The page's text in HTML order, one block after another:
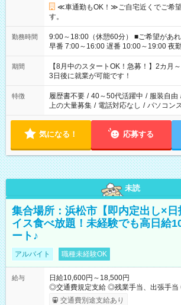
≪車通勤もOK！≫ご自宅近くでご希
す。
勤務時間
9:00～18:00（休憩60分） ■ご希望があれば下記シフトもOK！
早番 7:00～16:00 遅番 10:00～19:00 夜勤
と休みを合わせたい」 「余裕を持って
「できれば残業はしたくない」 など、
ね。 ※Wワーク希望の方へ 今ご覧のお仕事で希望する勤務時間
と、もう1つのお仕事の勤務時間。 合計
合は応募できません。
期間
【8月中のスタートOK！急募！】2カ
3日後に就業が可能です！
特徴 履歴書不要 / 40～50代活躍中 / 服装自由
上の大量募集 / 電話対応なし / パソコン
気になる！ 応募する
未読
集合場所：浜松市【即内定出し×
イス食べ放題！未経験でも高日給
ート♪
アルバイト 職種未経験OK
給与
日給10,600円～18,500円
◎交通費規定支給 ◎残業手当、出張手
翌5時は割増給与 ◎日払い・週払い可(希
交通費別途支給あり